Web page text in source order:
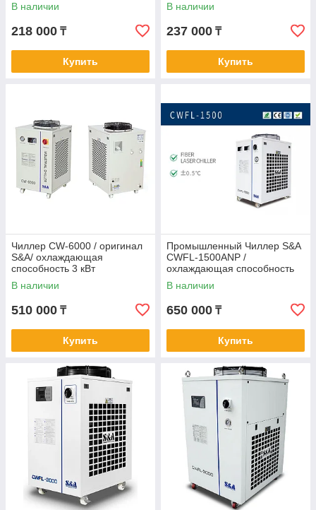
В наличии
218 000 ₸
Купить
В наличии
237 000 ₸
Купить
Чиллер CW-6000 / оригинал
S&A/ охлаждающая
способность 3 кВт
В наличии
510 000 ₸
Купить
Промышленный Чиллер S&A
CWFL-1500ANP /
охлаждающая способность
4,8 кВт
В наличии
650 000 ₸
Купить